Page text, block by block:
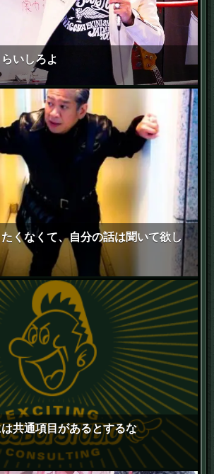
いしろよ
くなくて、自分の話は聞いて欲し
共通項目があるとするな